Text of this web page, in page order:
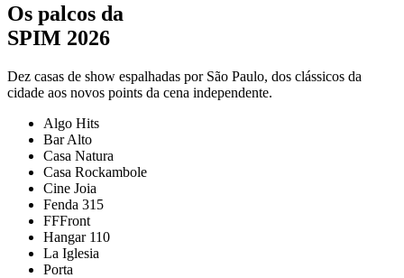
Os palcos da
SPIM 2026
Dez casas de show espalhadas por São Paulo, dos clássicos da
cidade aos novos points da cena independente.
Algo Hits
Bar Alto
Casa Natura
Casa Rockambole
Cine Joia
Fenda 315
FFFront
Hangar 110
La Iglesia
Porta